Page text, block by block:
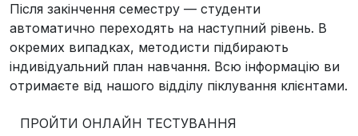
Після закінчення семестру — студенти
автоматично переходять на наступний рівень. В
окремих випадках, методисти підбирають
індивідуальний план навчання. Всю інформацію ви
отримаєте від нашого відділу піклування клієнтами.
ПРОЙТИ ОНЛАЙН ТЕСТУВАННЯ